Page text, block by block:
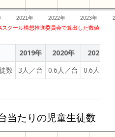
2021年 2022年 2023年
クール構想推進委員会で算出した数値
2019年 2020年
2021年
数
3人／台 0.6人／台 0.6人／台
当たりの児童生徒数